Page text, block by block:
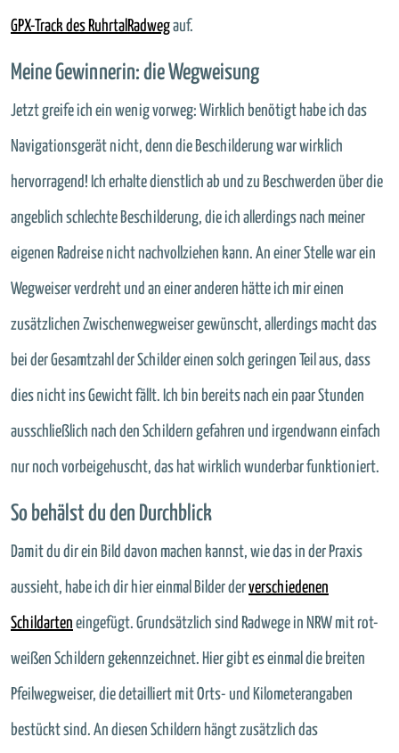
GPX-Track des RuhrtalRadwegauf.
Meine Gewinnerin: die Wegweisung
Jetzt greife ich ein wenig vorweg: Wirklich benötigt habe ich das
Navigationsgerät nicht, denn die Beschilderung war wirklich
hervorragend! Ich erhalte dienstlich ab und zu Beschwerden über die
angeblich schlechte Beschilderung, die ich allerdings nach meiner
eigenen Radreise nicht nachvollziehen kann. An einer Stelle war ein
Wegweiser verdreht und an einer anderen hätte ich mir einen
zusätzlichen Zwischenwegweiser gewünscht, allerdings macht das
bei der Gesamtzahl der Schilder einen solch geringen Teil aus, dass
dies nicht ins Gewicht fällt. Ich bin bereits nach ein paar Stunden
ausschließlich nach den Schildern gefahren und irgendwann einfach
nur noch vorbeigehuscht, das hat wirklich wunderbar funktioniert.
So behälst du den Durchblick
Damit du dir ein Bild davon machen kannst, wie das in der Praxis
aussieht, habe ich dir hier einmal Bilder derverschiedenen
Schildarten eingefügt. Grundsätzlich sind Radwege in NRW mit rot-
weißen Schildern gekennzeichnet. Hier gibt es einmal die breiten
Pfeilwegweiser, die detailliert mit Orts- und Kilometerangaben
bestückt sind. An diesen Schildern hängt zusätzlich das